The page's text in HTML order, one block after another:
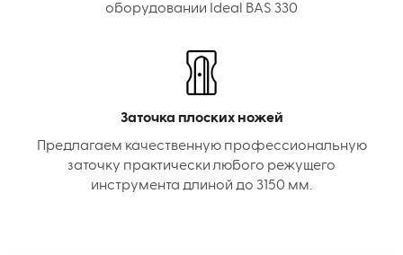
оборудовании Ideal BAS 330
Заточка плоских ножей
Предлагаем качественную профессиональную
заточку практически любого режущего
инструмента длиной до 3150 мм.